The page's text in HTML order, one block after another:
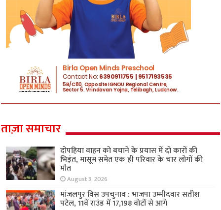
ताज़ा समाचार
दोपहिया वाहन को बचाने के प्रयास में दो कारों की
भिड़ंत, मासूम समेत एक ही परिवार के चार लोगों की
मौत
August 3, 2026
मांजलपुर विस उपचुनाव : भाजपा उम्मीदवार सतीश
पटेल, 11वें राउंड में 17,198 वोटों से आगे